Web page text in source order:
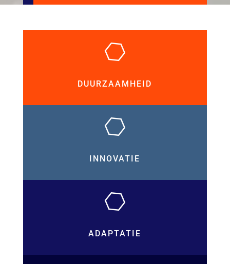
DUURZAAMHEID
INNOVATIE
ADAPTATIE